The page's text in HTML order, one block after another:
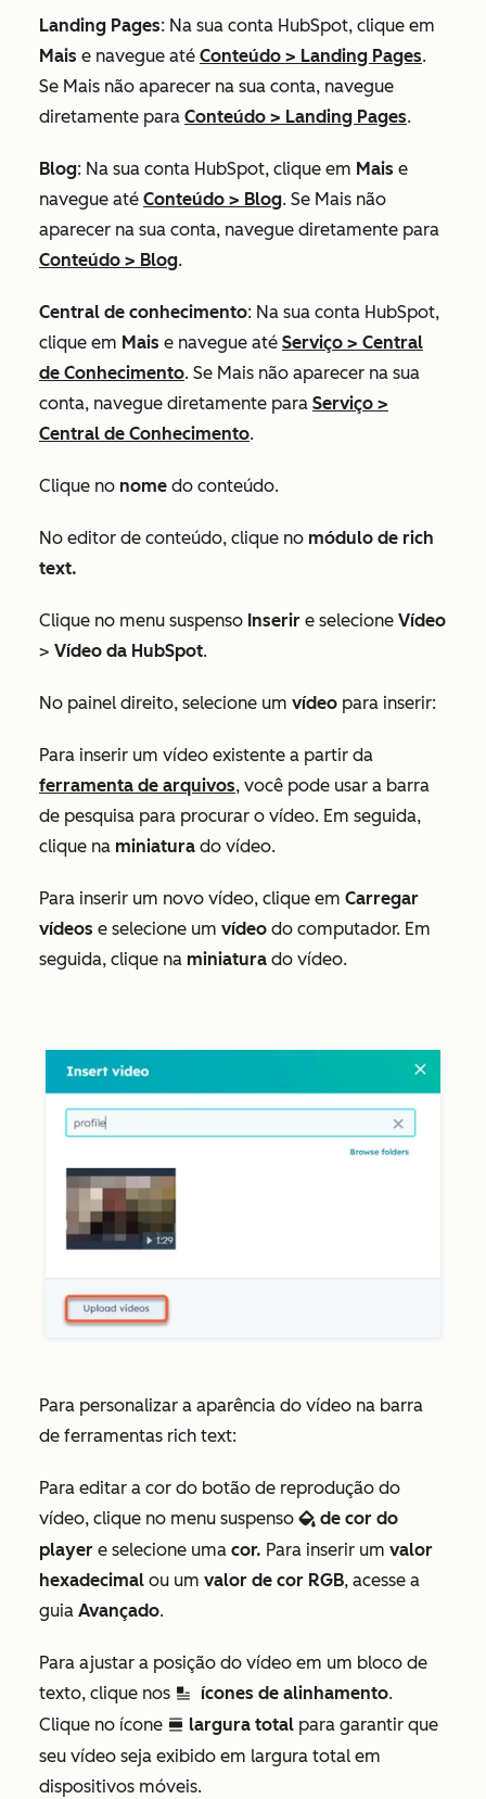
Landing Pages: Na sua conta HubSpot, clique em
Mais e navegue até Conteúdo > Landing Pages.
Se Mais não aparecer na sua conta, navegue
diretamente para Conteúdo > Landing Pages.
Blog: Na sua conta HubSpot, clique em Mais e
navegue até Conteúdo > Blog. Se Mais não
aparecer na sua conta, navegue diretamente para
Conteúdo > Blog.
Central de conhecimento: Na sua conta HubSpot,
clique em Mais e navegue até Serviço > Central
de Conhecimento. Se Mais não aparecer na sua
conta, navegue diretamente para Serviço >
Central de Conhecimento.
Clique no nome do conteúdo.
No editor de conteúdo, clique no módulo de rich
text.
Clique no menu suspenso Inserir e selecione Vídeo
> Vídeo da HubSpot.
No painel direito, selecione um vídeo para inserir:
Para inserir um vídeo existente a partir da
ferramenta de arquivos, você pode usar a barra
de pesquisa para procurar o vídeo. Em seguida,
clique na miniatura do vídeo.
Para inserir um novo vídeo, clique em Carregar
vídeos e selecione um vídeo do computador. Em
seguida, clique na miniatura do vídeo.
Para personalizar a aparência do vídeo na barra
de ferramentas rich text:
Para editar a cor do botão de reprodução do
vídeo, clique no menu suspenso backgroundColor de cor do
player e selecione uma cor. Para inserir um valor
hexadecimal ou um valor de cor RGB, acesse a
guia Avançado.
Para ajustar a posição do vídeo em um bloco de
texto, clique nos inline ícones de alinhamento.
Clique no ícone fullWidth largura total para garantir que
seu vídeo seja exibido em largura total em
dispositivos móveis.